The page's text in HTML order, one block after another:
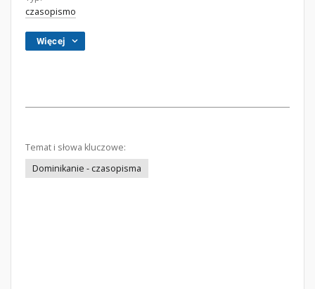
czasopismo
Więcej
Temat i słowa kluczowe:
Dominikanie - czasopisma